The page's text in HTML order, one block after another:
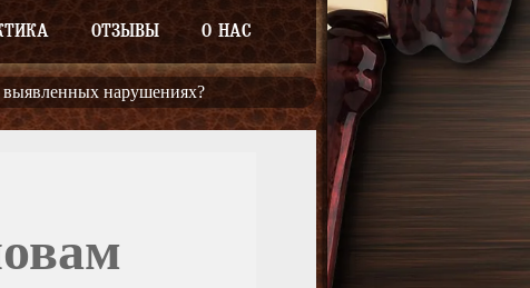
ОТЗЫВЫ О НАС
выявленных нарушениях?